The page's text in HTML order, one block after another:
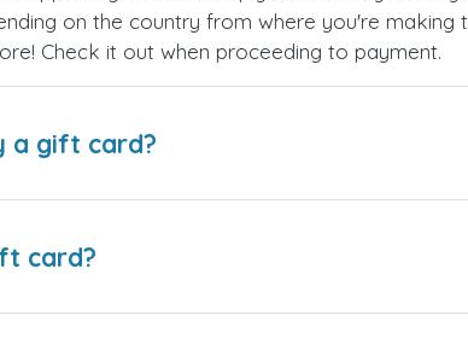
on the country from where you're making
Check it out when proceeding to payment.
a gift card?
card?